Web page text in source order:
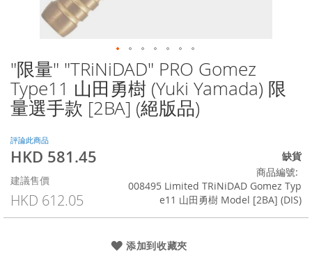
"限量" "TRiNiDAD" PRO Gomez
Type11 山田勇樹 (Yuki Yamada) 限
量選手款 [2BA] (絕版品)
評論此商品
特
價
格
HKD 581.45
建議售價
HKD 612.05
缺貨
商品編號
008495 Limited TRiNiDAD Gomez Typ
e11 山田勇樹 Model [2BA] (DIS)
添加到收藏夾
Skip
to
the
beginning
the
images
gallery